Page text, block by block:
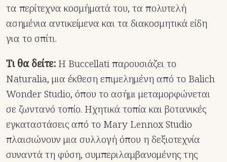
τα περίτεχνα κοσμήματά του, τα πολυτελή
ασημένια αντικείμενα και τα διακοσμητικά είδη
για το σπίτι.
Τι θα δείτε: Η Buccellati παρουσιάζει το
Naturalia, μια έκθεση επιμελημένη από το Balich
Wonder Studio, όπου το ασήμι μεταμορφώνεται
σε ζωντανό τοπίο. Ηχητικά τοπία και βοτανικές
εγκαταστάσεις από το Mary Lennox Studio
πλαισιώνουν μια συλλογή όπου η δεξιοτεχνία
συναντά τη φύση, συμπεριλαμβανομένης της